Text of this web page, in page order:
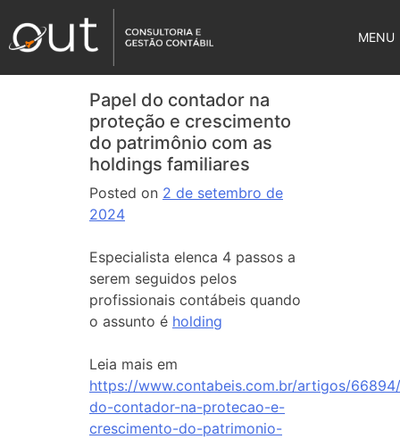
MENU
Papel do contador na
proteção e crescimento
do patrimônio com as
holdings familiares
Posted on 2 de setembro de
2024
Especialista elenca 4 passos a
serem seguidos pelos
profissionais contábeis quando
o assunto é holding
Leia mais em
https://www.contabeis.com.br/artigos/
do-contador-na-protecao-e-
crescimento-do-patrimonio-